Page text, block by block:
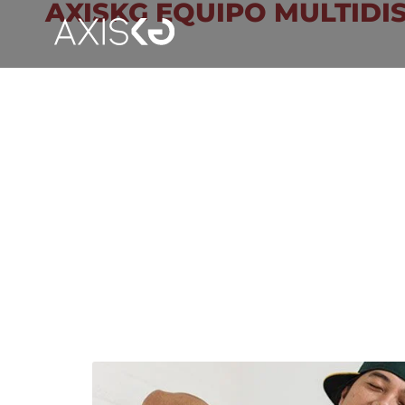
AXISKG EQUIPO
TENDENCIAS